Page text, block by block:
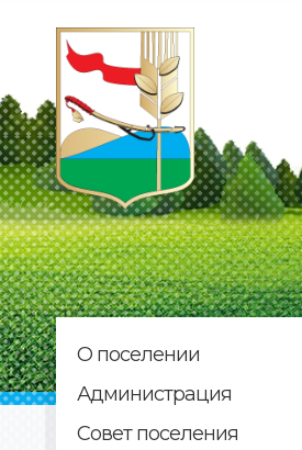
О поселении
Администрация
Совет поселения